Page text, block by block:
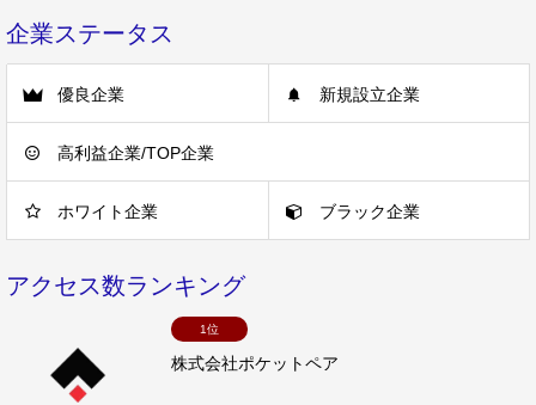
企業ステータス
優良企業 新規設立企業
高利益企業/TOP企業
ホワイト企業 ブラック企業
アクセス数ランキング
1位
株式会社ポケットペア